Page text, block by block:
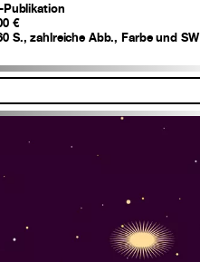
Publikation
€
S., zahlreiche Abb., Farbe und SW